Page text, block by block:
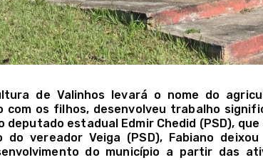
de Valinhos levará o nome do
com os filhos, desenvolveu trabalho
deputado estadual Edmir Chedid (PSD),
do vereador Veiga (PSD), Fabiano
do município a partir das